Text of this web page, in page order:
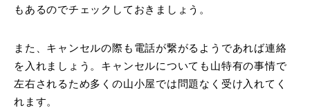
もあるのでチェックしておきましょう。
また、キャンセルの際も電話が繋がるようであれば連絡
を入れましょう。キャンセルについても山特有の事情で
左右されるため多くの山小屋では問題なく受け入れてく
れます。